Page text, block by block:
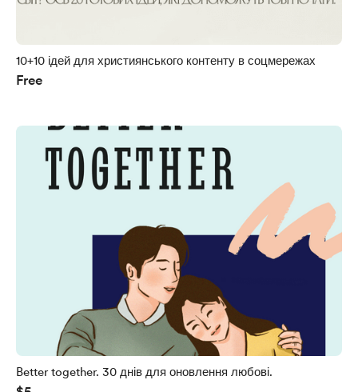
10+10 ідей для християнського контенту в соцмережах
Free
Better together. 30 днів для оновлення любові.